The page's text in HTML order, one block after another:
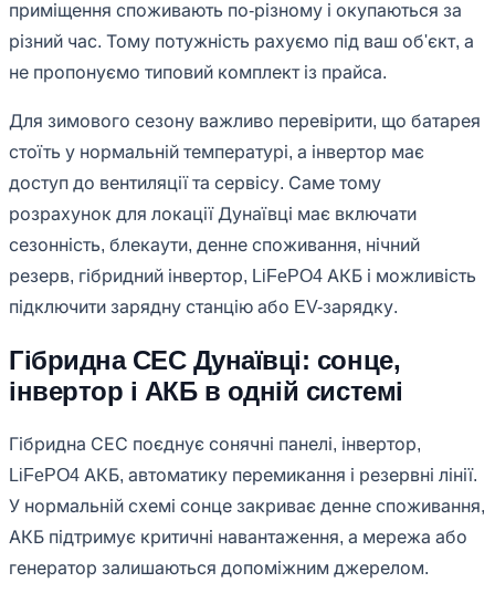
приміщення споживають по-різному і окупаються за
різний час. Тому потужність рахуємо під ваш об'єкт, а
не пропонуємо типовий комплект із прайса.
Для зимового сезону важливо перевірити, що батарея
стоїть у нормальній температурі, а інвертор має
доступ до вентиляції та сервісу. Саме тому
розрахунок для локації Дунаївці має включати
сезонність, блекаути, денне споживання, нічний
резерв, гібридний інвертор, LiFePO4 АКБ і можливість
підключити зарядну станцію або EV-зарядку.
Гібридна СЕС Дунаївці: сонце,
інвертор і АКБ в одній системі
Гібридна СЕС поєднує сонячні панелі, інвертор,
LiFePO4 АКБ, автоматику перемикання і резервні лінії.
У нормальній схемі сонце закриває денне споживання,
АКБ підтримує критичні навантаження, а мережа або
генератор залишаються допоміжним джерелом.